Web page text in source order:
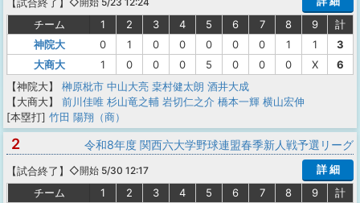
チーム
1 2 3 4 5 6 7 8 9
計
神院大
0 1 0 0 0 0 0 1 1
3
大商大
1 0 0 0 5 0 0 0 X
6
【神院大】
榊原枇市 中山大亮 枽村健太朗 酒井大成
【大商大】
前川佳唯 杉山竜之輔 岩切仁之介 橋本一輝 横山宏伸
[本塁打] 竹田 陽翔（商）
2 令和8年度 関西六大学野球連盟春季新人戦予選リーグ
【試合終了 】 ◇開始 5/30 12:17
詳 細
チーム
1 2 3 4 5 6 7 8 9
計